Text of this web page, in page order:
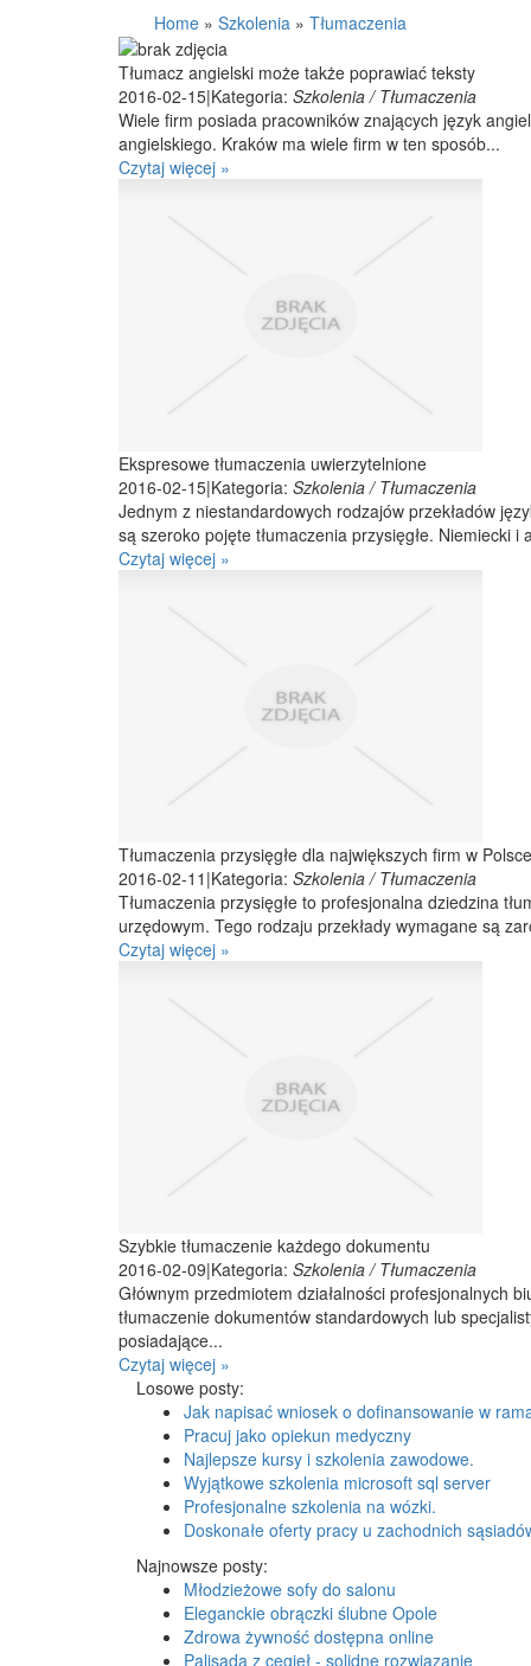
Home » Szkolenia » Tłumaczenia
Tłumacz angielski może także poprawiać teksty
2016-02-15|Kategoria: Szkolenia / Tłumaczenia
Wiele firm posiada pracowników znających język
angielskiego. Kraków ma wiele firm w ten sposób...
Czytaj więcej »
Ekspresowe tłumaczenia uwierzytelnione
2016-02-15|Kategoria: Szkolenia / Tłumaczenia
Jednym z niestandardowych rodzajów przekładów
są szeroko pojęte tłumaczenia przysięgłe. Niemiecki
Czytaj więcej »
Tłumaczenia przysięgłe dla największych firm w Polsce
2016-02-11 |Kategoria: Szkolenia / Tłumaczenia
Tłumaczenia przysięgłe to profesjonalna dziedzina
urzędowym. Tego rodzaju przekłady wymagane są
Czytaj więcej »
Szybkie tłumaczenie każdego dokumentu
2016-02-09|Kategoria: Szkolenia / Tłumaczenia
Głównym przedmiotem działalności profesjonalnych
tłumaczenie dokumentów standardowych lub
posiadające...
Czytaj więcej »
Losowe posty:
Jak napisać wniosek o dofinansowanie w
Pracuj jako opiekun medyczny
Najlepsze kursy i szkolenia zawodowe.
Wyjątkowe szkolenia microsoft sql server
Profesjonalne szkolenia na wózki.
Doskonałe oferty pracy u zachodnich
Najnowsze posty:
Młodzieżowe sofy do salonu
Eleganckie obrączki ślubne Opole
Zdrowa żywność dostępna online
Palisada z cegieł - solidne rozwiązanie